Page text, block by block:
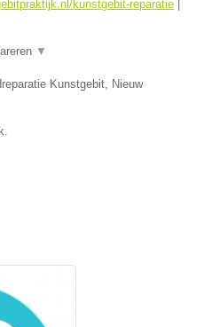
kunstgebit-reparatie
▼
Kunstgebit, Nieuw